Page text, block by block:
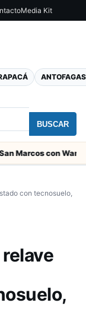
Media Kit
BUSCAR
con tecnosuelo,